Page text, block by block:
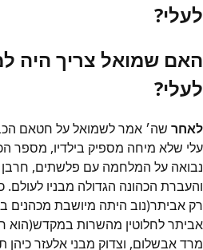
לעלי?
האם שמואל צריך היה
לעלי?
לאחר שה׳ אמר לשמואל על חטאם
עלי שלא מיחה מספיק בילדיו, מספר
נבואה על המלחמה עם פלשתים, חרבן
והעברת הכהונה הגדולה מבניו לעולם.
רק אביתר(נוב היתה מיושבת מכהנים
אביתר לחלוטין מהשרות במקדש(הוא
מרד אבשלום, וצדוק מבני אלעזר